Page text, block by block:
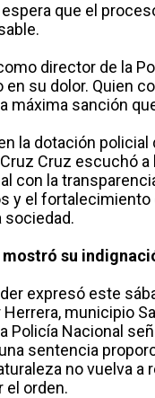
que el
director de la
en su dolor. Quien
máxima sanción
la dotación
Cruz escuchó
con la
y el
sociedad.
su
expresó este
municipio
Policía Nacional
sentencia
no vuelva
el orden.